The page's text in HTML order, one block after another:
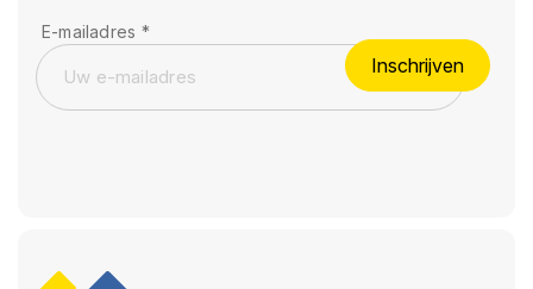
E-mailadres *
Inschrijven